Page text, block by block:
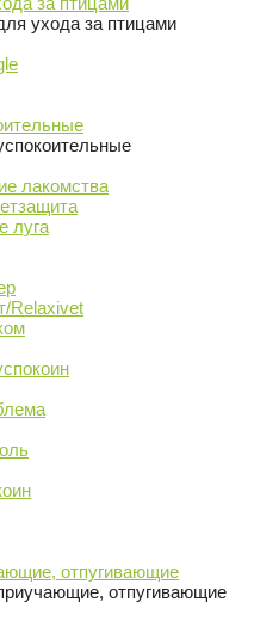
ухода за птицами
лакомства
луга
Relaxivet
отпугивающие
отпугивающие